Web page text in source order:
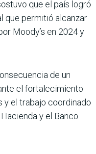
que el país logró
que permitió alcanzar
Moody’s en 2024 y
de un
el fortalecimiento
y el trabajo coordinado
y el Banco